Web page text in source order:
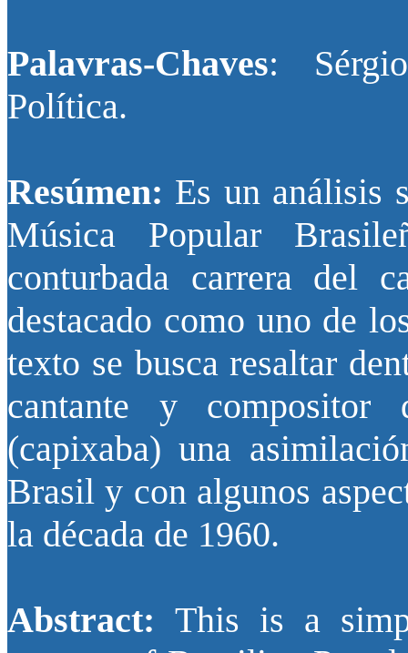
Palavras-Chaves:
Política.
Resúmen: Es un análisis
Música Popular
conturbada carrera del
destacado como uno de
texto se busca resaltar
cantante y compositor
(capixaba) una
Brasil y con algunos
la década de 1960.
Abstract: This is a